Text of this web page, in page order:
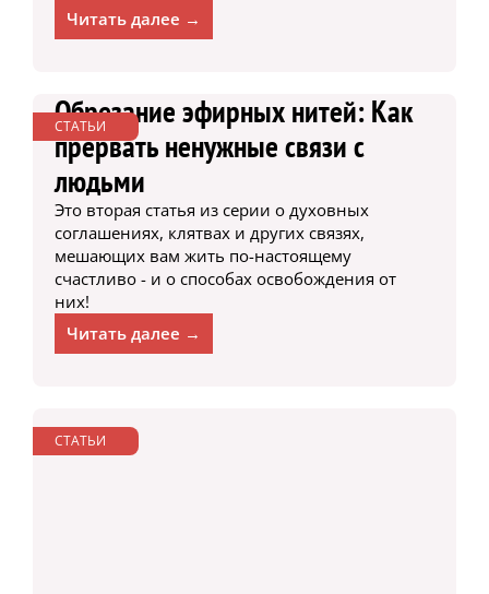
Читать далее →
СТАТЬИ
Обрезание эфирных нитей: Как
прервать ненужные связи с
людьми
Это вторая статья из серии о духовных
соглашениях, клятвах и других связях,
мешающих вам жить по-настоящему
счастливо - и о способах освобождения от
них!
Читать далее →
СТАТЬИ